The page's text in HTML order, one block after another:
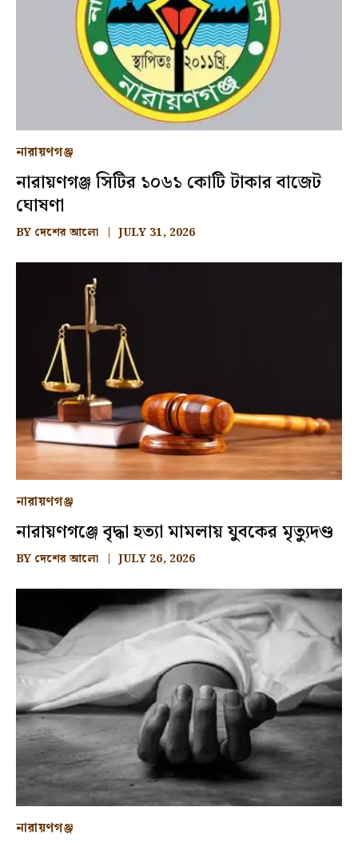
নারায়ণগঞ্জ
নারায়ণগঞ্জ সিটির ১০৬১ কোটি টাকার বাজেট
ঘোষণা
BY দেশের আলো JULY 31, 2026
নারায়ণগঞ্জ
নারায়ণগঞ্জে বৃদ্ধা হত্যা মামলায় যুবকের মৃত্যুদণ্ড
BY দেশের আলো JULY 26, 2026
নারায়ণগঞ্জ